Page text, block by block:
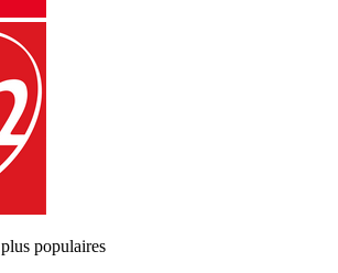
populaires